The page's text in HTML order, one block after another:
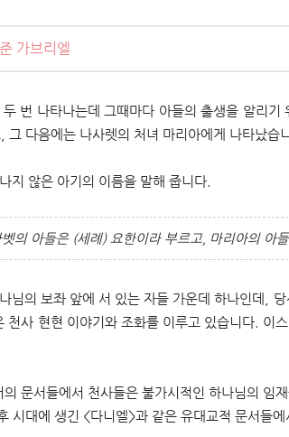
가브리엘
번 나타나는데 그때마다 아들의 출생을 알리
그 다음에는 나사렛의 처녀 마리아에게 나타났습
지 않은 아기의 이름을 말해 줍니다.
의 아들은 (세례) 요한이라 부르고, 마리아의 아
님의 보좌 앞에 서 있는 자들 가운데 하나인데,
천사 현현 이야기와 조화를 이루고 있습니다. 이
문서들에서 천사들은 불가시적인 하나님의 임
시대에 생긴 <다니엘>과 같은 유대교적 문서들